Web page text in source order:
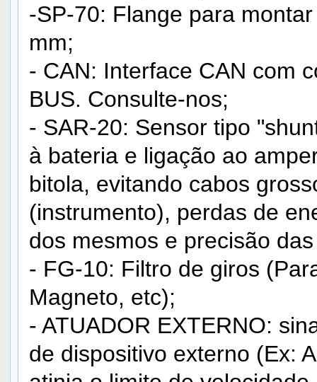
-SP-70: Flange para
mm;
- CAN: Interface CAN com
BUS. Consulte-nos;
- SAR-20: Sensor tipo
à bateria e ligação ao
bitola, evitando cabos
(instrumento), perdas de
dos mesmos e precisão
- FG-10: Filtro de giros
Magneto, etc);
- ATUADOR EXTERNO:
de dispositivo externo (Ex: